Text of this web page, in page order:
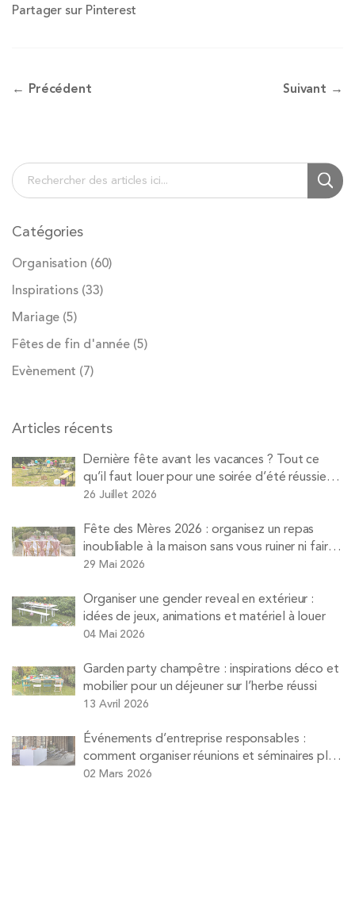
Partager sur Pinterest
← Précédent Suivant →
Chercher
Catégories
Organisation (60)
Inspirations (33)
Mariage (5)
Fêtes de fin d'année (5)
Evènement (7)
Articles récents
Dernière fête avant les vacances ? Tout ce
qu’il faut louer pour une soirée d’été réussie
avec Pops
26 Juillet 2026
Fête des Mères 2026 : organisez un repas
inoubliable à la maison sans vous ruiner ni faire
la vaisselle
29 Mai 2026
Organiser une gender reveal en extérieur :
idées de jeux, animations et matériel à louer
04 Mai 2026
Garden party champêtre : inspirations déco et
mobilier pour un déjeuner sur l’herbe réussi
13 Avril 2026
Événements d’entreprise responsables :
comment organiser réunions et séminaires plus
durables
02 Mars 2026